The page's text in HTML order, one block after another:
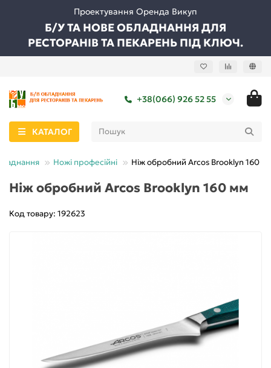
Проектування Оренда Викуп
Б/У ТА НОВЕ ОБЛАДНАННЯ ДЛЯ
РЕСТОРАНІВ ТА ПЕКАРЕНЬ ПІД КЛЮЧ.
+38(066) 926 52 55
КАТАЛОГ
Ножі професійні Ніж обробний Arcos Brooklyn 160
Ніж обробний Arcos Brooklyn 160 мм
Код товару: 192623